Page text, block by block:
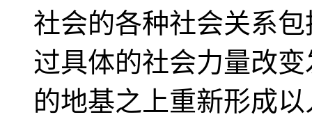
社会的各种社会关系
过具体的社会力量改
的地基之上重新形成